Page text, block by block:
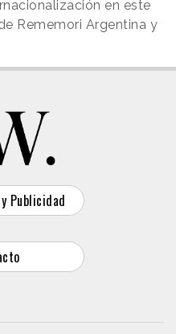
en este
Rememori Argentina y
Publicidad